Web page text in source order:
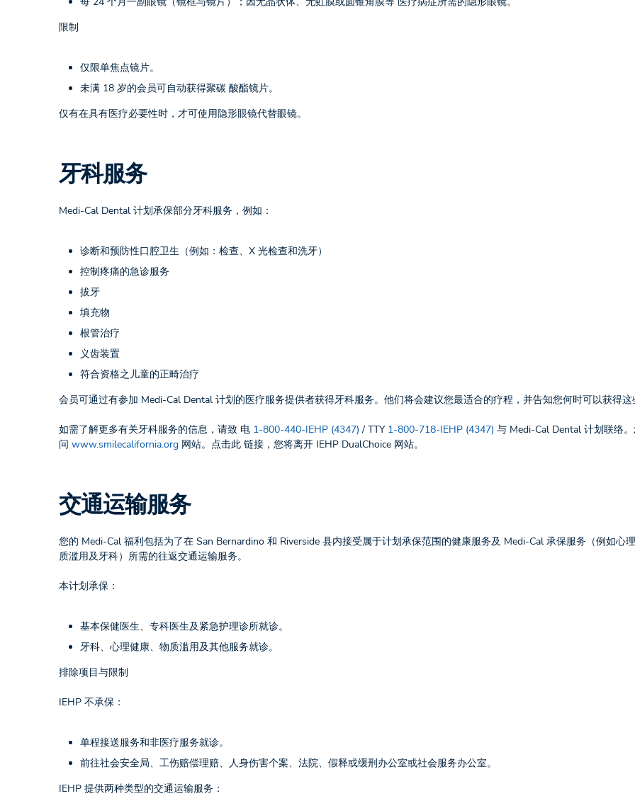
限制
仅限单焦点镜片。
未满 18 岁的会员可自动获得聚碳 酸酯镜片。
仅有在具有医疗必要性时，才可使用隐形眼镜代替眼镜。
牙科服务
Medi-Cal Dental 计划承保部分牙科服务，例如：
诊断和预防性口腔卫生（例如：检查、X 光检查和洗牙）
控制疼痛的急诊服务
拔牙
填充物
根管治疗
义齿装置
符合资格之儿童的正畸治疗
会员可通过有参加 Medi-Cal Dental 计划的医疗服务提供者获得牙科服务。他们将会建议您最适合的疗程，并告知您何时可以获得这
如需了解更多有关牙科服务的信息，请致 电 1-800-440-IEHP (4347) / TTY 1-800-718-IEHP (4347) 与 Medi-Cal Dental 计划联络
问 www.smilecalifornia.org 网站。点击此 链接，您将离开 IEHP DualChoice 网站。
交通运输服务
您的 Medi-Cal 福利包括为了在 San Bernardino 和 Riverside 县内接受属于计划承保范围的健康服务及 Medi-Cal 承保服务（例如心
质滥用及牙科）所需的往返交通运输服务。
本计划承保：
基本保健医生、专科医生及紧急护理诊所就诊。
牙科、心理健康、物质滥用及其他服务就诊。
排除项目与限制
IEHP 不承保：
单程接送服务和非医疗服务就诊。
前往社会安全局、工伤赔偿理赔、人身伤害个案、法院、假释或缓刑办公室或社会服务办公室。
IEHP 提供两种类型的交通运输服务：